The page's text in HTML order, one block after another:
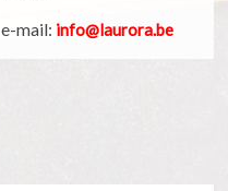
e-mail: info@laurora.be